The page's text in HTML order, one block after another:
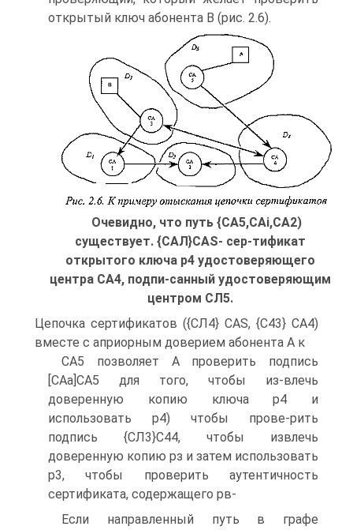
открытый ключ абонента В (рис. 2.6).
Очевидно, что путь {СА5,САі,СА2)
существует. {САЛ}CAS- сер-тификат
открытого ключа р4 удостоверяющего
центра СА4, подпи-санный удостоверяющим
центром СЛ5.
Цепочка сертификатов ({СЛ4} CAS, {С43} СА4)
вместе с априорным доверием абонента А к
СА5 позволяет А проверить подпись
[САа]СА5 для того, чтобы из-влечь
доверенную копию ключа р4 и
использовать р4) чтобы прове-рить
подпись {СЛ3}С44, чтобы извлечь
доверенную копию рз и затем использовать
р3, чтобы проверить аутентичность
сертификата, содержащего рв-
Если направленный путь в графе